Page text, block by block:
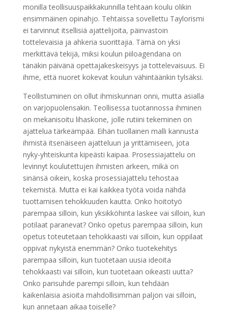
monilla teollisuuspaikkakunnilla tehtaan koulu olikin
ensimmäinen opinahjo. Tehtaissa sovellettu Taylorismi
ei tarvinnut itsellisiä ajattelijoita, päinvastoin
tottelevaisia ja ahkeria suorittajia. Tämä on yksi
merkittävä tekijä, miksi koulun piiloagendana on
tänäkin päivänä opettajakeskeisyys ja tottelevaisuus. Ei
ihme, että nuoret kokevat koulun vähintäänkin tylsäksi.
Teollistuminen on ollut ihmiskunnan onni, mutta asialla
on varjopuolensakin. Teollisessa tuotannossa ihminen
on mekanisoitu lihaskone, jolle rutiini tekeminen on
ajattelua tärkeämpää. Eihän tuollainen malli kannusta
ihmistä itsenäiseen ajatteluun ja yrittämiseen, jota
nyky-yhteiskunta kipeästi kaipaa. Prosessiajattelu on
levinnyt koulutettujen ihmisten arkeen, mikä on
sinänsä oikein, koska prosessiajattelu tehostaa
tekemistä. Mutta ei kai kaikkea työtä voida nähdä
tuottamisen tehokkuuden kautta. Onko hoitotyö
parempaa silloin, kun yksikköhinta laskee vai silloin, kun
potilaat paranevat? Onko opetus parempaa silloin, kun
opetus toteutetaan tehokkaasti vai silloin, kun oppilaat
oppivat nykyistä enemmän? Onko tuotekehitys
parempaa silloin, kun tuotetaan uusia ideoita
tehokkaasti vai silloin, kun tuotetaan oikeasti uutta?
Onko parisuhde parempi silloin, kun tehdään
kaikenlaisia asioita mahdollisimman paljon vai silloin,
kun annetaan aikaa toiselle?